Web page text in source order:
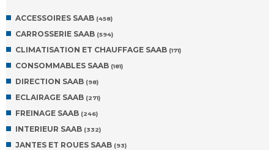
ACCESSOIRES SAAB (458)
CARROSSERIE SAAB (594)
CLIMATISATION ET CHAUFFAGE SAAB (171)
CONSOMMABLES SAAB (181)
DIRECTION SAAB (98)
ECLAIRAGE SAAB (271)
FREINAGE SAAB (246)
INTERIEUR SAAB (332)
JANTES ET ROUES SAAB (93)